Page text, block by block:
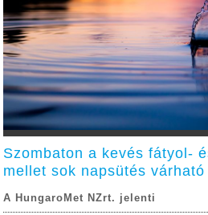
Szombaton a kevés fátyol-
mellet sok napsütés várható
A HungaroMet NZrt. jelenti